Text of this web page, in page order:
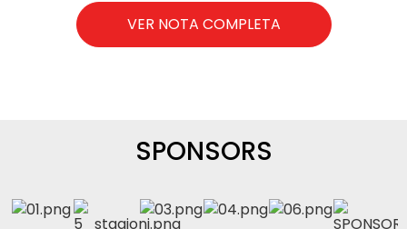
VER NOTA COMPLETA
SPONSORS